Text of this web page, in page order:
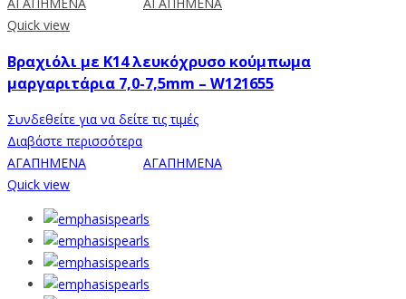
Quick view
Βραχιόλι με Κ14 λευκόχρυσο κούμπωμα
μαργαριτάρια 7,0-7,5mm – W121655
Συνδεθείτε για να δείτε τις τιμές
Διαβάστε περισσότερα
ΑΓΑΠΗΜΕΝΑ
ΑΓΑΠΗΜΕΝΑ
Quick view